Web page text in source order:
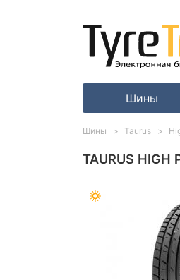
Шины
TAURUS HIGH
Шины Taurus